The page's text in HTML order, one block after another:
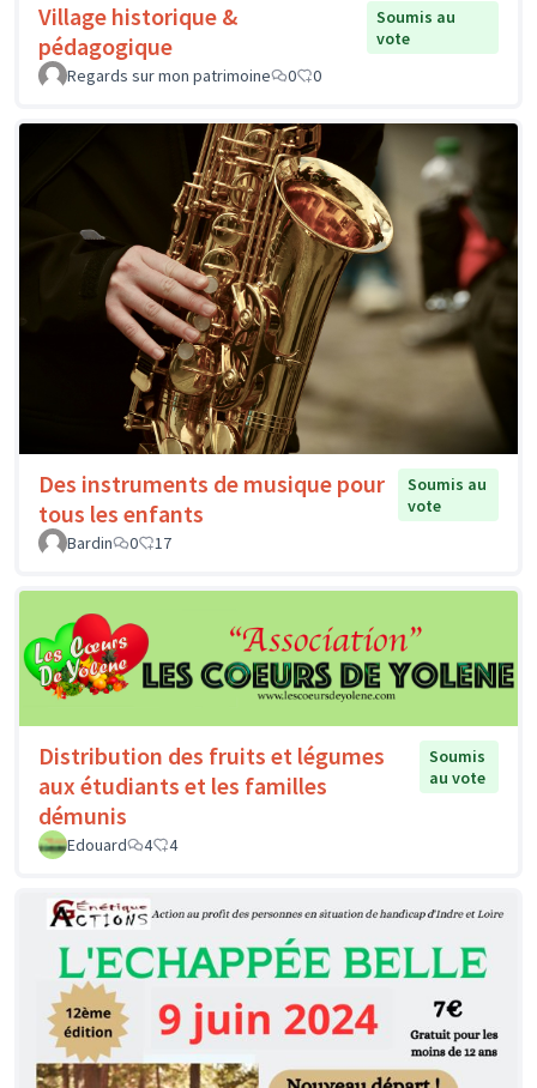
Village historique &
pédagogique
Soumis au
vote
Regards sur mon patrimoine
0 0
Des instruments de musique pour
tous les enfants
Soumis au
vote
Bardin
0 17
Distribution des fruits et légumes
aux étudiants et les familles
démunis
Soumis
au vote
Edouard 4 4